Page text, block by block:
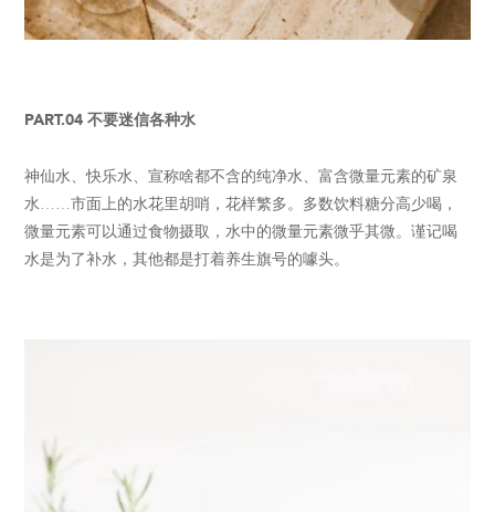
PART.04 不要迷信各种水
神仙水、快乐水、宣称啥都不含的纯净水、富含微量元素的矿泉
水……市面上的水花里胡哨，花样繁多。多数饮料糖分高少喝，
微量元素可以通过食物摄取，水中的微量元素微乎其微。谨记喝
水是为了补水，其他都是打着养生旗号的噱头。